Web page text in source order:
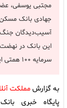
مجتبی یوسفی،
جهادی بانک مسکن
این بانک در
سرمایه ۱۰۰ همتی این بانک تخصصی را ضروری دانست.
به گزارشمملکت
پایگاه خبری